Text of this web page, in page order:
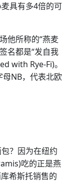
具有多4倍的可
他所称的“燕麦
名都是“发自我
with Rye-Fi)。
母NB，代表北欧
？因为在纽约
吃的正是燕
希斯托销售的